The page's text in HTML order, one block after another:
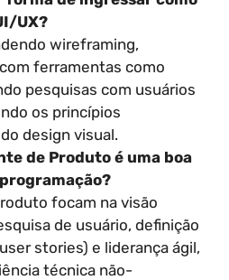
UX?
wireframing,
ferramentas como
pesquisas com usuários
os princípios
design visual.
de Produto é uma boa
focam na visão
de usuário, definição
stories) e liderança ágil,
técnica não-